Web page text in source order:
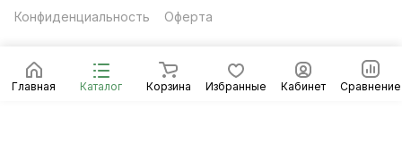
Главная Каталог Корзина Избранные Кабинет Сравнение
Конфиденциальность Оферта